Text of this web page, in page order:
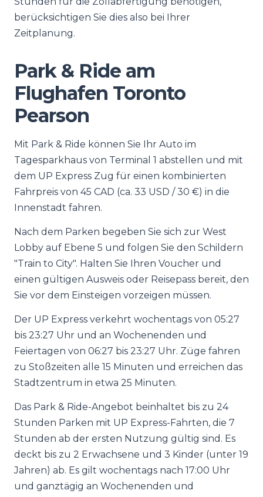
berücksichtigen Sie dies also bei Ihrer
Zeitplanung.
Park & Ride am
Flughafen Toronto
Pearson
Mit Park & Ride können Sie Ihr Auto im
Tagesparkhaus von Terminal 1 abstellen und mit
dem UP Express Zug für einen kombinierten
Fahrpreis von 45 CAD (ca. 33 USD / 30 €) in die
Innenstadt fahren.
Nach dem Parken begeben Sie sich zur West
Lobby auf Ebene 5 und folgen Sie den Schildern
"Train to City". Halten Sie Ihren Voucher und
einen gültigen Ausweis oder Reisepass bereit, den
Sie vor dem Einsteigen vorzeigen müssen.
Der UP Express verkehrt wochentags von 05:27
bis 23:27 Uhr und an Wochenenden und
Feiertagen von 06:27 bis 23:27 Uhr. Züge fahren
zu Stoßzeiten alle 15 Minuten und erreichen das
Stadtzentrum in etwa 25 Minuten.
Das Park & Ride-Angebot beinhaltet bis zu 24
Stunden Parken mit UP Express-Fahrten, die 7
Stunden ab der ersten Nutzung gültig sind. Es
deckt bis zu 2 Erwachsene und 3 Kinder (unter 19
Jahren) ab. Es gilt wochentags nach 17:00 Uhr
und ganztägig an Wochenenden und